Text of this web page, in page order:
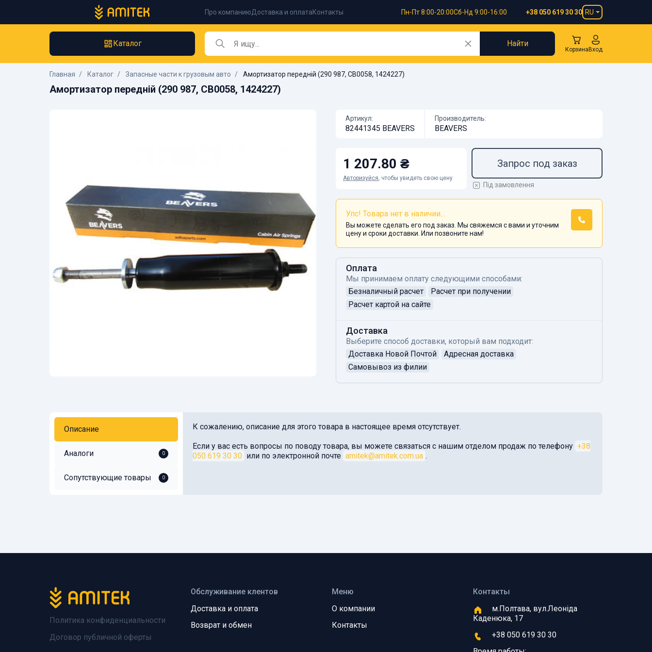
Про компаниюДоставка и оплатаКонтакты Пн-Пт 8:00-20:00Сб-Нд 9:00-16:00 +38 050 619 30 30 RU
Каталог Найти
Корзина Вход
Главная Каталог Запасные части к грузовым авто Амортизатор передній (290 987, CB0058, 1424227)
Амортизатор передній (290 987, CB0058, 1424227)
Артикул:
82441345 BEAVERS
Производитель:
BEAVERS
1 207.80 ₴
Авторизуйся, чтобы увидеть свою цену
Запрос под заказ
Під замовлення
Упс! Товара нет в наличии...
Вы можете сделать его под заказ. Мы свяжемся с вами и уточним
цену и сроки доставки. Или позвоните нам!
Оплата
Мы принимаем оплату следующими способами:
Безналичный расчет
Расчет при получении
Расчет картой на сайте
Доставка
Выберите способ доставки, который вам подходит:
Доставка Новой Почтой
Адресная доставка
Самовывоз из филии
Описание
Аналоги 0
Сопутствующие товары 0
К сожалению, описание для этого товара в настоящее время отсутствует.
Если у вас есть вопросы по поводу товара, вы можете связаться с нашим отделом продаж по телефону +38
050 619 30 30 или по электронной почте amitek@amitek.com.ua .
Политика конфиденциальности
Договор публичной оферты
Обслуживание клентов
Доставка и оплата
Возврат и обмен
Меню
О компании
Контакты
Контакты
м.Полтава, вул.Леоніда
Каденюка, 17
+38 050 619 30 30